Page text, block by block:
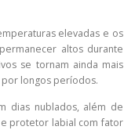
elevadas e os
altos durante
se tornam ainda mais
longos períodos.
dias nublados, além de
protetor labial com fator